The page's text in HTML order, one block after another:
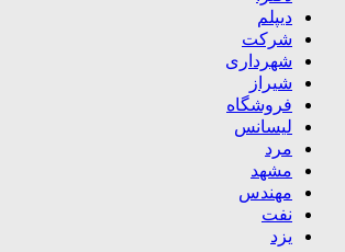
دیپلم
شرکت
شهرداری
شیراز
فروشگاه
لیسانس
مرد
مشهد
مهندس
نفت
یزد